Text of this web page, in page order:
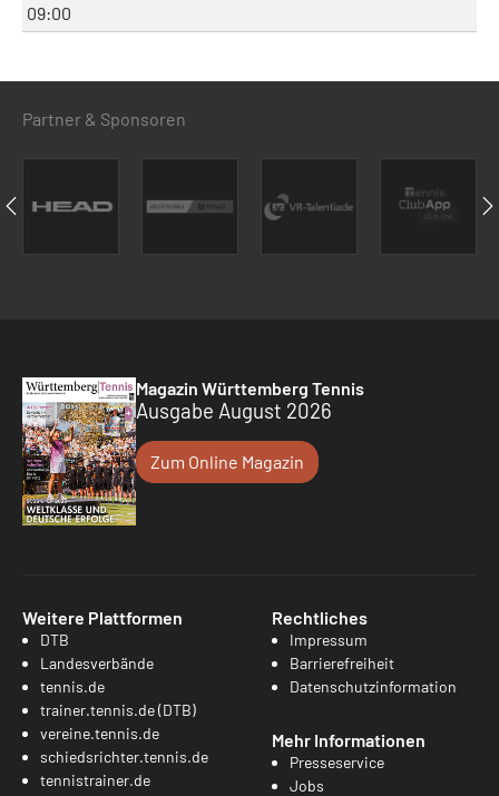
09:00
Partner & Sponsoren
Magazin Württemberg Tennis
Ausgabe August 2026
Zum Online Magazin
Weitere Plattformen
DTB
Landesverbände
tennis.de
trainer.tennis.de (DTB)
vereine.tennis.de
schiedsrichter.tennis.de
tennistrainer.de
Rechtliches
Impressum
Barrierefreiheit
Datenschutzinformation
Mehr Informationen
Presseservice
Jobs